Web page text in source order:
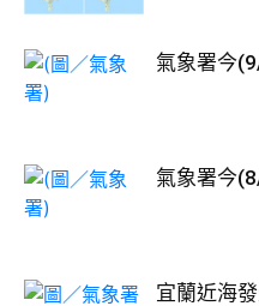
氣象署今
氣象署今
宜蘭近海